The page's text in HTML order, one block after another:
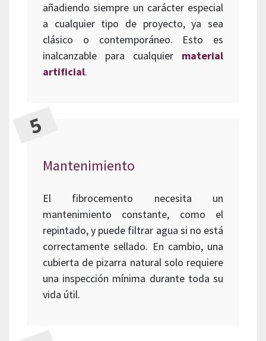
añadiendo siempre un carácter especial
a cualquier tipo de proyecto, ya sea
clásico o contemporáneo. Esto es
inalcanzable para cualquier material
artificial.
Mantenimiento
El fibrocemento necesita un
mantenimiento constante, como el
repintado, y puede filtrar agua si no está
correctamente sellado. En cambio, una
cubierta de pizarra natural solo requiere
una inspección mínima durante toda su
vida útil.